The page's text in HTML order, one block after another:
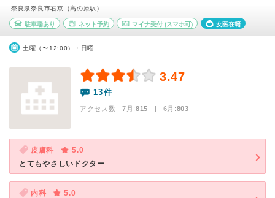
奈良県奈良市右京（高の原駅）
駐車場あり ネット予約 マイナ受付 (スマホ可) 女医在籍
土曜（〜12:00）・日曜
3.47
13件
アクセス数 7月:815 | 6月:803
皮膚科
5.0
とてもやさしいドクター
内科
5.0